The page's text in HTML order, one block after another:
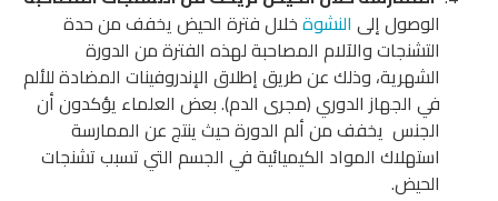
الوصول إلى النشوةخلال فترة الحيض يخفف من حدة
التشنجات والآلام المصاحبة لهذه الفترة من الدورة
الشهرية، وذلك عن طريق إطلاق الإندروفينات المضادة للألم
في الجهاز الدوري (مجرى الدم). بعض العلماء يؤكدون أن
الجنس يخفف من ألم الدورة حيث ينتج عن الممارسة
استهلاك المواد الكيميائية في الجسم التي تسبب تشنجات
الحيض.